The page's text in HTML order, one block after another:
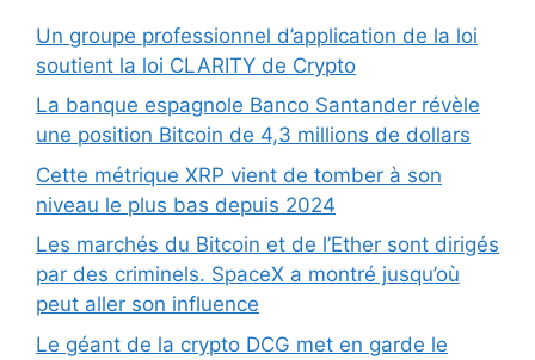
Un groupe professionnel d’application de la loi
soutient la loi CLARITY de Crypto
La banque espagnole Banco Santander révèle
une position Bitcoin de 4,3 millions de dollars
Cette métrique XRP vient de tomber à son
niveau le plus bas depuis 2024
Les marchés du Bitcoin et de l’Ether sont dirigés
par des criminels. SpaceX a montré jusqu’où
peut aller son influence
Le géant de la crypto DCG met en garde le